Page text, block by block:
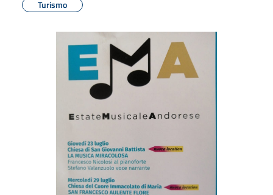
Turismo